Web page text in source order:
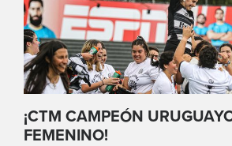
¡CTM CAMPEÓN
FEMENINO!